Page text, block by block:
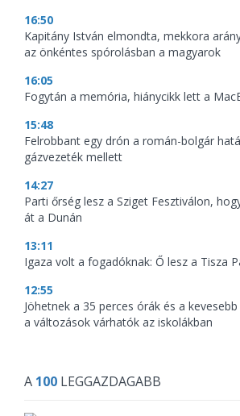
16:50
Kapitány István elmondta, mekkora
az önkéntes spórolásban a magyarok
16:05
Fogytán a memória, hiánycikk lett a
15:48
Felrobbant egy drón a román-bolgár
gázvezeték mellett
14:27
Parti őrség lesz a Sziget Fesztiválon,
át a Dunán
13:11
Igaza volt a fogadóknak: Ő lesz a Tisza
12:55
Jöhetnek a 35 perces órák és a
a változások várhatók az iskolákban
A 100 LEGGAZDAGABB